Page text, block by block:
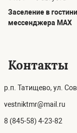
Заселение в
мессенджера MAX
Контакты
р.п. Татищево, ул.
vestniktmr@mail.ru
8 (845-58) 4-23-82